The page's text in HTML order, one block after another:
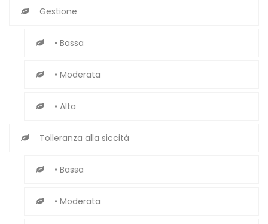
Gestione
• Bassa
• Moderata
• Alta
Tolleranza alla siccità
• Bassa
• Moderata